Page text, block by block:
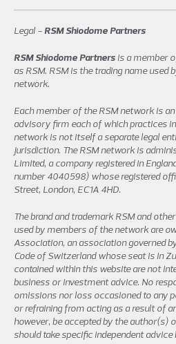
Legal -RSM Shiodome Partners
RSM Shiodome Partners is a member
as RSM. RSM is the trading name used
network.
Each member of the RSM network is
advisory firm each of which practices
network is not itself a separate legal
jurisdiction. The RSM network is
Limited, a company registered in
number 4040598) whose registered
Street, London, EC1A 4HD.
The brand and trademark RSM and
used by members of the network are
Association, an association governed
Code of Switzerland whose seat is in
contained within this website are not
business or investment advice. No
omissions nor loss occasioned to any
or refraining from acting as a result of
however, be accepted by the author(s)
should take specific independent